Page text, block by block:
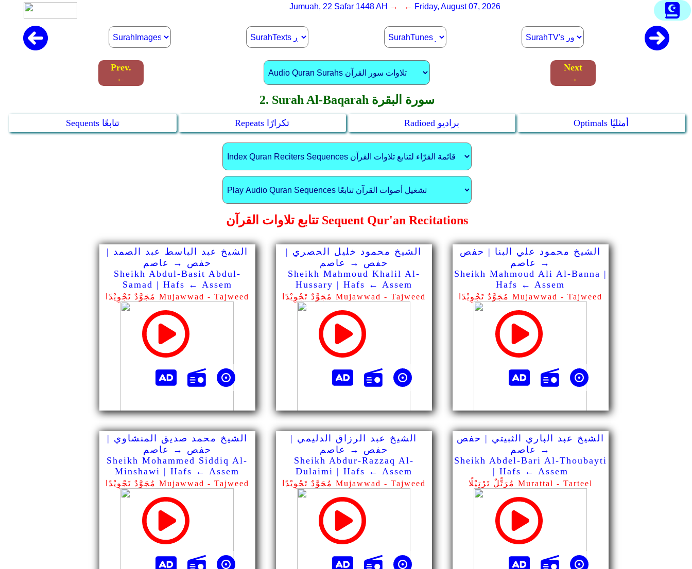
Jumuah, 22 Safar 1448 AH → ← Friday, August 07, 2026
Prev.
←
Next
→
2. Surah Al-Baqarah سورة البقرة
Sequents تتابعًا Repeats تكرارًا Radioed براديو Optimals أمثليًا
تتابع تلاوات القرآن Sequent Qur'an Recitations
الشيخ عبد الباسط عبد الصمد |
حفص → عاصم
Sheikh Abdul-Basit Abdul-
Samad | Hafs ← Assem
مُجَوَّدٌ تَجْوِيْدًا Mujawwad - Tajweed
الشيخ محمود خليل الحصري |
حفص → عاصم
Sheikh Mahmoud Khalil Al-
Hussary | Hafs ← Assem
مُجَوَّدٌ تَجْوِيْدًا Mujawwad - Tajweed
الشيخ محمود علي البنا | حفص
→ عاصم
Sheikh Mahmoud Ali Al-Banna |
Hafs ← Assem
مُجَوَّدٌ تَجْوِيْدًا Mujawwad - Tajweed
الشيخ محمد صديق المنشاوي |
حفص → عاصم
Sheikh Mohammed Siddiq Al-
Minshawi | Hafs ← Assem
مُجَوَّدٌ تَجْوِيْدًا Mujawwad - Tajweed
الشيخ عبد الرزاق الدليمي |
حفص → عاصم
Sheikh Abdur-Razzaq Al-
Dulaimi | Hafs ← Assem
مُجَوَّدٌ تَجْوِيْدًا Mujawwad - Tajweed
الشيخ عبد الباري الثبيتي | حفص
→ عاصم
Sheikh Abdel-Bari Al-Thoubayti
| Hafs ← Assem
مُرَتًّلٌ تَرْتِيْلًا Murattal - Tarteel